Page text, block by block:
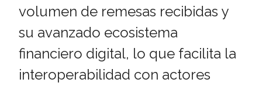
volumen de remesas recibidas y
su avanzado ecosistema
financiero digital, lo que facilita la
interoperabilidad con actores